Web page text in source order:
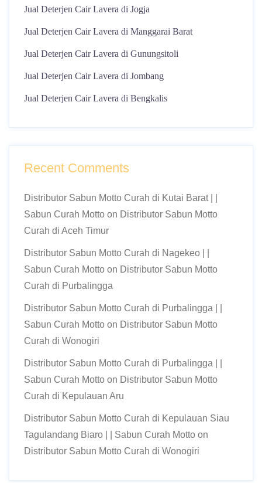
Jual Deterjen Cair Lavera di Jogja
Jual Deterjen Cair Lavera di Manggarai Barat
Jual Deterjen Cair Lavera di Gunungsitoli
Jual Deterjen Cair Lavera di Jombang
Jual Deterjen Cair Lavera di Bengkalis
Recent Comments
Distributor Sabun Motto Curah di Kutai Barat | |
Sabun Curah Motto on Distributor Sabun Motto
Curah di Aceh Timur
Distributor Sabun Motto Curah di Nagekeo | |
Sabun Curah Motto on Distributor Sabun Motto
Curah di Purbalingga
Distributor Sabun Motto Curah di Purbalingga | |
Sabun Curah Motto on Distributor Sabun Motto
Curah di Wonogiri
Distributor Sabun Motto Curah di Purbalingga | |
Sabun Curah Motto on Distributor Sabun Motto
Curah di Kepulauan Aru
Distributor Sabun Motto Curah di Kepulauan Siau
Tagulandang Biaro | | Sabun Curah Motto on
Distributor Sabun Motto Curah di Wonogiri